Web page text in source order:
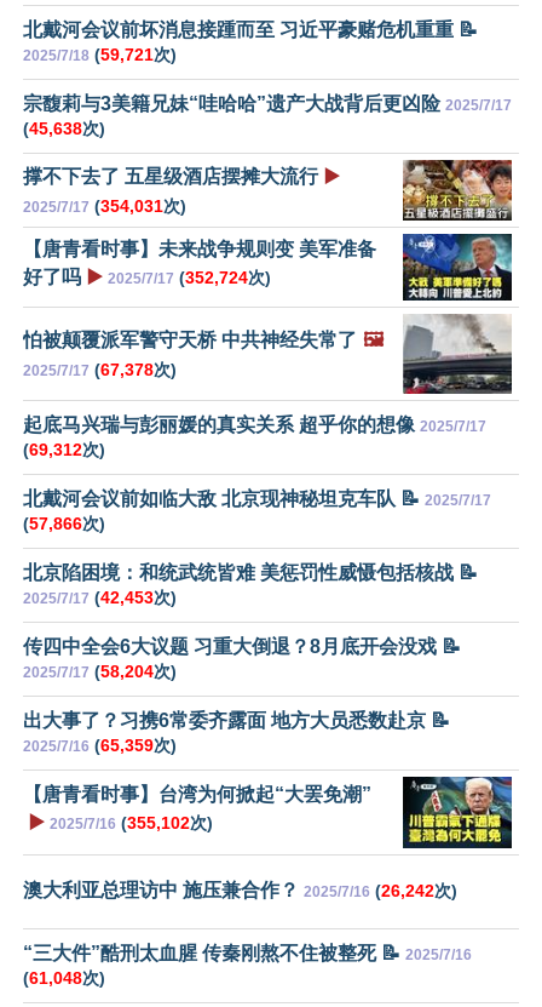
北戴河会议前坏消息接踵而至 习近平豪赌危机重重 📝
2025/7/18 (59,721次)
宗馥莉与3美籍兄妹“哇哈哈”遗产大战背后更凶险 2025/7/17
(45,638次)
撑不下去了 五星级酒店摆摊大流行 ▶️
2025/7/17 (354,031次)
【唐青看时事】未来战争规则变 美军准备
好了吗 ▶️ 2025/7/17 (352,724次)
怕被颠覆派军警守天桥 中共神经失常了 🖼️
2025/7/17 (67,378次)
起底马兴瑞与彭丽媛的真实关系 超乎你的想像 2025/7/17
(69,312次)
北戴河会议前如临大敌 北京现神秘坦克车队 📝 2025/7/17
(57,866次)
北京陷困境：和统武统皆难 美惩罚性威慑包括核战 📝
2025/7/17 (42,453次)
传四中全会6大议题 习重大倒退？8月底开会没戏 📝
2025/7/17 (58,204次)
出大事了？习携6常委齐露面 地方大员悉数赴京 📝
2025/7/16 (65,359次)
【唐青看时事】台湾为何掀起“大罢免潮”
▶️ 2025/7/16 (355,102次)
澳大利亚总理访中 施压兼合作？ 2025/7/16 (26,242次)
“三大件”酷刑太血腥 传秦刚熬不住被整死 📝 2025/7/16
(61,048次)